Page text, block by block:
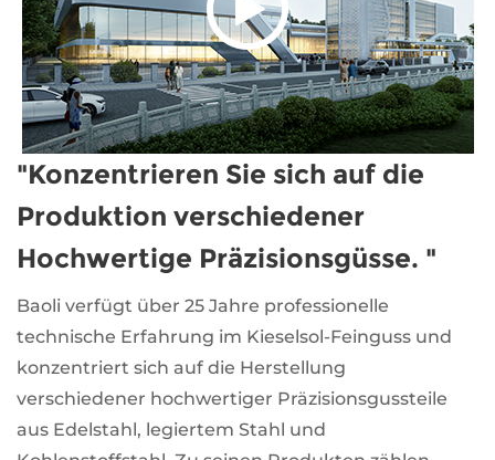
"Konzentrieren Sie sich auf die
Produktion verschiedener
Hochwertige Präzisionsgüsse. "
Baoli verfügt über 25 Jahre professionelle
technische Erfahrung im Kieselsol-Feinguss und
konzentriert sich auf die Herstellung
verschiedener hochwertiger Präzisionsgussteile
aus Edelstahl, legiertem Stahl und